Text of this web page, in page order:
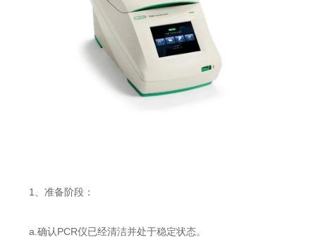
1、准备阶段：
a.确认PCR仪已经清洁并处于稳定状态。